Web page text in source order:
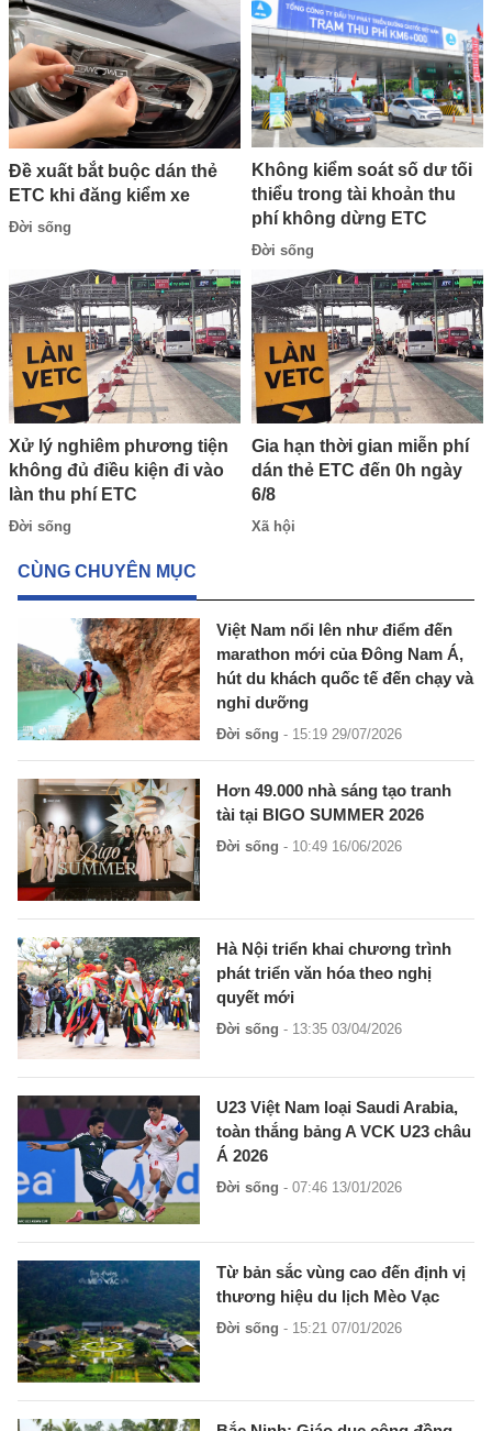
Đề xuất bắt buộc dán thẻ
ETC khi đăng kiểm xe
Đời sống
Không kiểm soát số dư tối
thiểu trong tài khoản thu
phí không dừng ETC
Đời sống
Xử lý nghiêm phương tiện
không đủ điều kiện đi vào
làn thu phí ETC
Đời sống
Gia hạn thời gian miễn phí
dán thẻ ETC đến 0h ngày
6/8
Xã hội
CÙNG CHUYÊN MỤC
Việt Nam nổi lên như điểm đến
marathon mới của Đông Nam Á,
hút du khách quốc tế đến chạy và
nghỉ dưỡng
Đời sống - 15:19 29/07/2026
Hơn 49.000 nhà sáng tạo tranh
tài tại BIGO SUMMER 2026
Đời sống - 10:49 16/06/2026
Hà Nội triển khai chương trình
phát triển văn hóa theo nghị
quyết mới
Đời sống - 13:35 03/04/2026
U23 Việt Nam loại Saudi Arabia,
toàn thắng bảng A VCK U23 châu
Á 2026
Đời sống - 07:46 13/01/2026
Từ bản sắc vùng cao đến định vị
thương hiệu du lịch Mèo Vạc
Đời sống - 15:21 07/01/2026